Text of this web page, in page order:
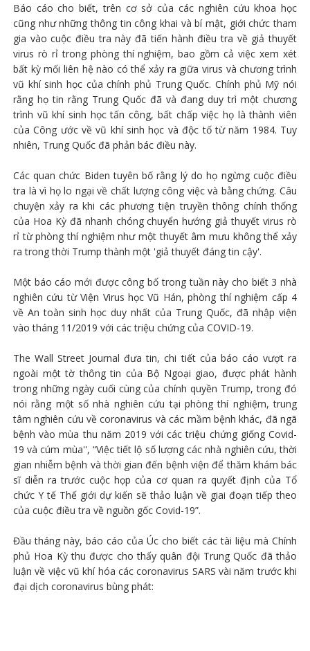
Báo cáo cho biết, trên cơ sở của các nghiên cứu khoa học
cũng như những thông tin công khai và bí mật, giới chức tham
gia vào cuộc điều tra này đã tiến hành điều tra về giả thuyết
virus rò rỉ trong phòng thí nghiệm, bao gồm cả việc xem xét
bất kỳ mối liên hệ nào có thể xảy ra giữa virus và chương trình
vũ khí sinh học của chính phủ Trung Quốc. Chính phủ Mỹ nói
rằng họ tin rằng Trung Quốc đã và đang duy trì một chương
trình vũ khí sinh học tấn công, bất chấp việc họ là thành viên
của Công ước về vũ khí sinh học và độc tố từ năm 1984. Tuy
nhiên, Trung Quốc đã phản bác điều này.
Các quan chức Biden tuyên bố rằng lý do họ ngừng cuộc điều
tra là vì họ lo ngại về chất lượng công việc và bằng chứng. Câu
chuyện xảy ra khi các phương tiện truyền thông chính thống
của Hoa Kỳ đã nhanh chóng chuyển hướng giả thuyết virus rò
rỉ từ phòng thí nghiệm như một thuyết âm mưu không thể xảy
ra trong thời Trump thành một 'giả thuyết đáng tin cậy'.
Một báo cáo mới được công bố trong tuần này cho biết 3 nhà
nghiên cứu từ Viện Virus học Vũ Hán, phòng thí nghiệm cấp 4
về An toàn sinh học duy nhất của Trung Quốc, đã nhập viện
vào tháng 11/2019 với các triệu chứng của COVID-19.
The Wall Street Journal đưa tin, chi tiết của báo cáo vượt ra
ngoài một tờ thông tin của Bộ Ngoại giao, được phát hành
trong những ngày cuối cùng của chính quyền Trump, trong đó
nói rằng một số nhà nghiên cứu tại phòng thí nghiệm, trung
tâm nghiên cứu về coronavirus và các mầm bệnh khác, đã ngã
bệnh vào mùa thu năm 2019 với các triệu chứng giống Covid-
19 và cúm mùa'', “Việc tiết lộ số lượng các nhà nghiên cứu, thời
gian nhiễm bệnh và thời gian đến bệnh viện để thăm khám bác
sĩ diễn ra trước cuộc họp của cơ quan ra quyết định của Tổ
chức Y tế Thế giới dự kiến ​​sẽ thảo luận về giai đoạn tiếp theo
của cuộc điều tra về nguồn gốc Covid-19”.
Đầu tháng này, báo cáo của Úc cho biết các tài liệu mà Chính
phủ Hoa Kỳ thu được cho thấy quân đội Trung Quốc đã thảo
luận về việc vũ khí hóa các coronavirus SARS vài năm trước khi
đại dịch coronavirus bùng phát: